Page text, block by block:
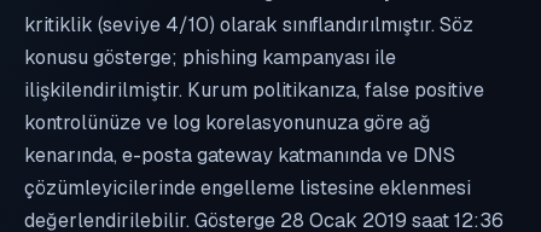
kritiklik (seviye 4/10) olarak sınıflandırılmıştır. Söz
konusu gösterge; phishing kampanyası ile
ilişkilendirilmiştir. Kurum politikanıza, false positive
kontrolünüze ve log korelasyonunuza göre ağ
kenarında, e-posta gateway katmanında ve DNS
çözümleyicilerinde engelleme listesine eklenmesi
değerlendirilebilir. Gösterge 28 Ocak 2019 saat 12:36